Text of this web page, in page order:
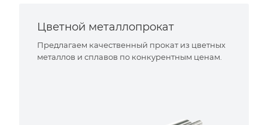
Цветной металлопрокат
Предлагаем качественный прокат из цветных
металлов и сплавов по конкурентным ценам.